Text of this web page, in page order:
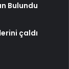
Bulundu
çaldı